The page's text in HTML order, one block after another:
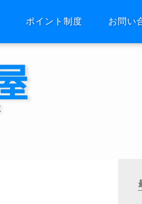
ポイント制度 お問い